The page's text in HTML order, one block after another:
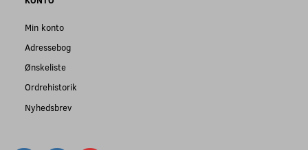
Min konto
Adressebog
Ønskeliste
Ordrehistorik
Nyhedsbrev